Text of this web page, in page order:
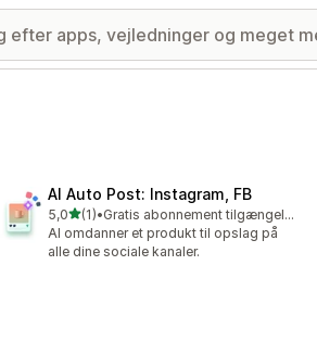
AI Auto Post: Instagram, FB
5,0ud af 5 stjerner
(1)
1 anmeldelser i alt
•
Gratis abonnement tilgængeligt
AI omdanner et produkt til opslag på
alle dine sociale kanaler.